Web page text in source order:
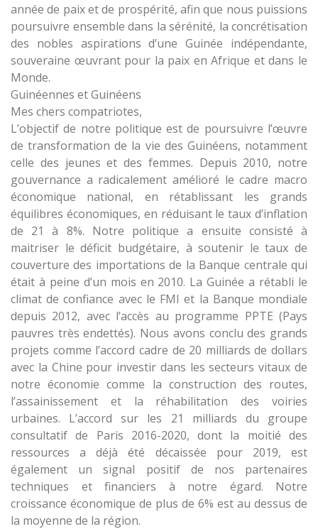
année de paix et de prospérité, afin que nous puissions
poursuivre ensemble dans la sérénité, la concrétisation
des nobles aspirations d’une Guinée indépendante,
souveraine œuvrant pour la paix en Afrique et dans le
Monde.
Guinéennes et Guinéens
Mes chers compatriotes,
L’objectif de notre politique est de poursuivre l’œuvre
de transformation de la vie des Guinéens, notamment
celle des jeunes et des femmes. Depuis 2010, notre
gouvernance a radicalement amélioré le cadre macro
économique national, en rétablissant les grands
équilibres économiques, en réduisant le taux d’inflation
de 21 à 8%. Notre politique a ensuite consisté à
maitriser le déficit budgétaire, à soutenir le taux de
couverture des importations de la Banque centrale qui
était à peine d’un mois en 2010. La Guinée a rétabli le
climat de confiance avec le FMI et la Banque mondiale
depuis 2012, avec l’accès au programme PPTE (Pays
pauvres très endettés). Nous avons conclu des grands
projets comme l’accord cadre de 20 milliards de dollars
avec la Chine pour investir dans les secteurs vitaux de
notre économie comme la construction des routes,
l’assainissement et la réhabilitation des voiries
urbaines. L’accord sur les 21 milliards du groupe
consultatif de Paris 2016-2020, dont la moitié des
ressources a déjà été décaissée pour 2019, est
également un signal positif de nos partenaires
techniques et financiers à notre égard. Notre
croissance économique de plus de 6% est au dessus de
la moyenne de la région.